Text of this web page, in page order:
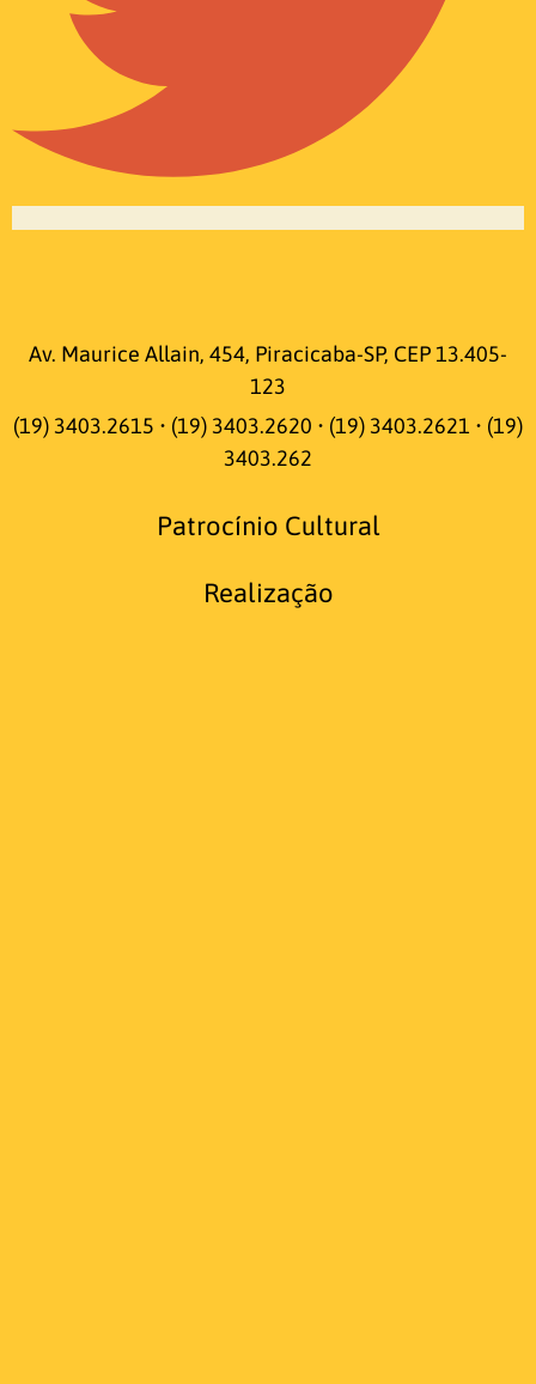
Av. Maurice Allain, 454, Piracicaba-SP, CEP 13.405-
123
(19) 3403.2615 • (19) 3403.2620 • (19) 3403.2621 • (19)
3403.262
Patrocínio Cultural
Realização